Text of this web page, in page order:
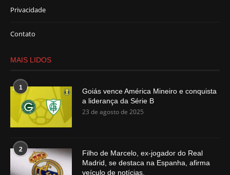
Privacidade
Contato
MAIS LIDOS
1
Goiás vence América Mineiro e conquista
a liderança da Série B
23 de agosto de 2025
2
Filho de Marcelo, ex-jogador do Real
Madrid, se destaca na Espanha, afirma
veículo de notícias.